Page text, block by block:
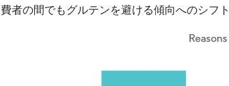
費者の間でもグルテンを避ける傾向へのシフ